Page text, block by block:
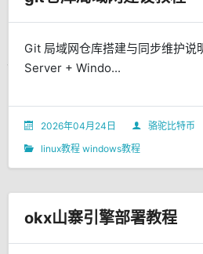
Git 局域网仓库搭建与同步维护
Server + Windo...
2026年04月24日 骆驼比特币
linux教程 windows教程
okx山寨引擎部署教程